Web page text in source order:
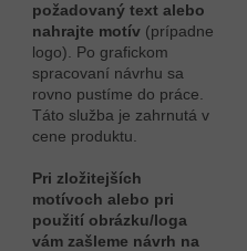
požadovaný text alebo
nahrajte motív (prípadne
logo). Po grafickom
spracovaní návrhu sa
rovno pustíme do práce.
Táto služba je zahrnutá v
cene produktu.
Pri zložitejších
motívoch alebo pri
použití obrázku/loga
vám zašleme návrh na